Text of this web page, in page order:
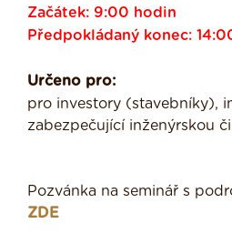
Začátek: 9:00 hodin
Předpokládaný konec:
Určeno pro:
pro investory (stavebníky),
zabezpečující inženýrskou
Pozvánka na seminář s
ZDE